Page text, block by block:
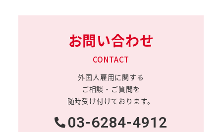
お問い合わせ
CONTACT
外国人雇用に関する
ご相談・ご質問を
随時受け付けております。
03-6284-4912